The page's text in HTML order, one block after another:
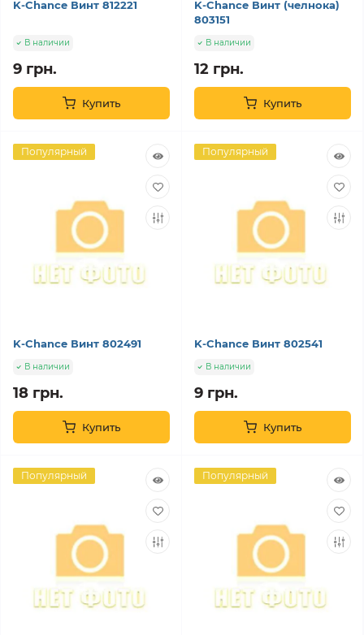
K-Chance Винт 812221
В наличии
9 грн.
Купить
K-Chance Винт (челнока)
803151
В наличии
12 грн.
Купить
Популярный
K-Chance Винт 802491
В наличии
18 грн.
Купить
Популярный
K-Chance Винт 802541
В наличии
9 грн.
Купить
Популярный Популярный